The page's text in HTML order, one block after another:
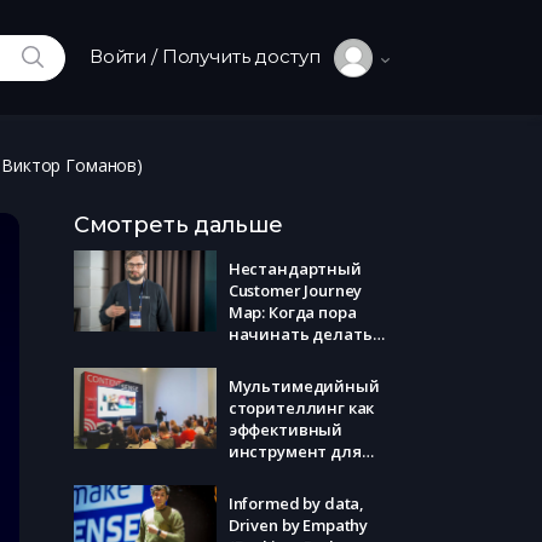
ИСКАТЬВойти / Получить доступ
Гоманов)
Смотреть дальше
Нестандартный
Customer Journey
Map: Когда пора
начинать делать
(iFuture, Вадим
Станкевич)
Мультимедийный
сторителлинг как
эффективный
инструмент для
«Гонзо-дизайн»,
Артем Галустян,
Informed by data,
Driven by Empathy